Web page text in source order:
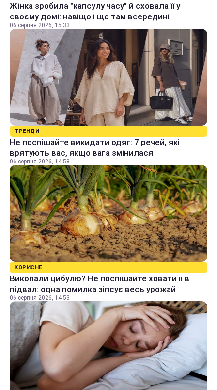
Жінка зробила "капсулу часу" й сховала її у
своєму домі: навіщо і що там всередині
06 серпня 2026, 15:33
ТРЕНДИ
Не поспішайте викидати одяг: 7 речей, які
врятують вас, якщо вага змінилася
06 серпня 2026, 14:58
КОРИСНЕ
Викопали цибулю? Не поспішайте ховати її в
підвал: одна помилка зіпсує весь урожай
06 серпня 2026, 14:53